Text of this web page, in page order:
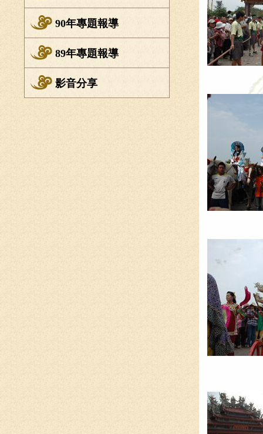
90年專題報導
89年專題報導
影音分享